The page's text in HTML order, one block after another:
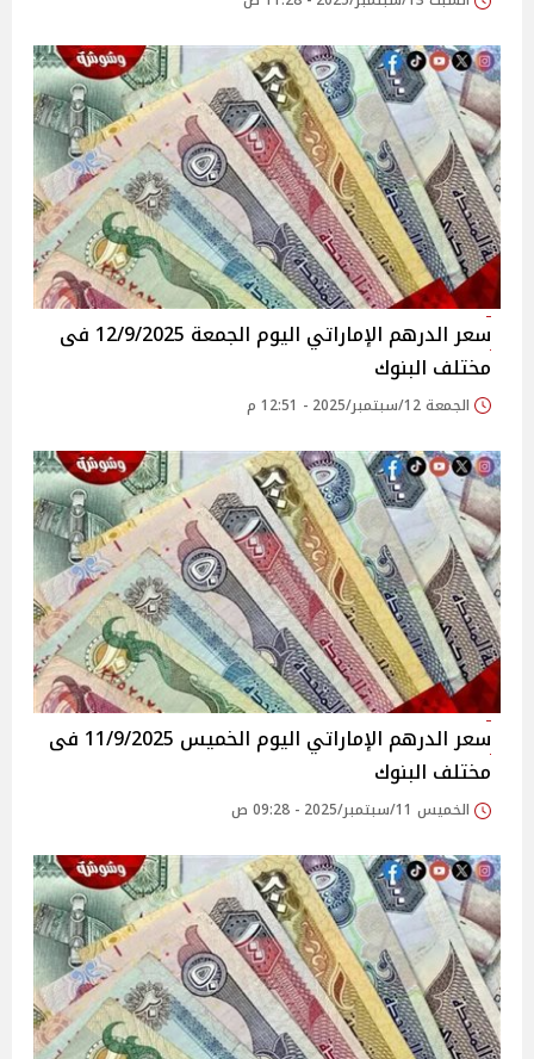
سعر الدرهم الإماراتي اليوم الجمعة 12/9/2025 فى
مختلف البنوك
الجمعة 12/سبتمبر/2025 - 12:51 م
سعر الدرهم الإماراتي اليوم الخميس 11/9/2025 فى
مختلف البنوك
الخميس 11/سبتمبر/2025 - 09:28 ص